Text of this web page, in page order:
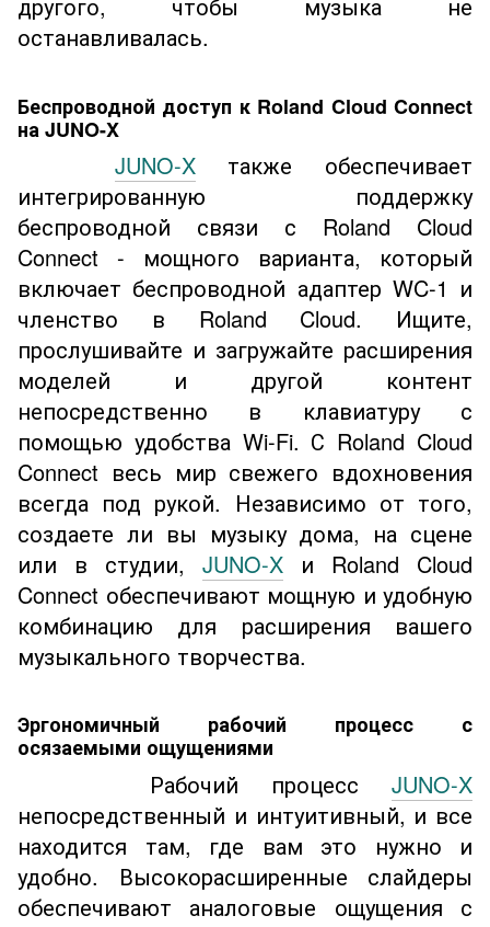
другого, чтобы музыка не
останавливалась.
Беспроводной доступ к Roland Cloud Connect
на JUNO-X
JUNO-Xтакже обеспечивает
интегрированную поддержку
беспроводной связи с Roland Cloud
Connect - мощного варианта, который
включает беспроводной адаптер WC-1 и
членство в Roland Cloud. Ищите,
прослушивайте и загружайте расширения
моделей и другой контент
непосредственно в клавиатуру с
помощью удобства Wi-Fi. С Roland Cloud
Connect весь мир свежего вдохновения
всегда под рукой. Независимо от того,
создаете ли вы музыку дома, на сцене
или в студии, JUNO-X и Roland Cloud
Connect обеспечивают мощную и удобную
комбинацию для расширения вашего
музыкального творчества.
Эргономичный рабочий процесс с
осязаемыми ощущениями
Рабочий процесс JUNO-X
непосредственный и интуитивный, и все
находится там, где вам это нужно и
удобно. Высокорасширенные слайдеры
обеспечивают аналоговые ощущения с